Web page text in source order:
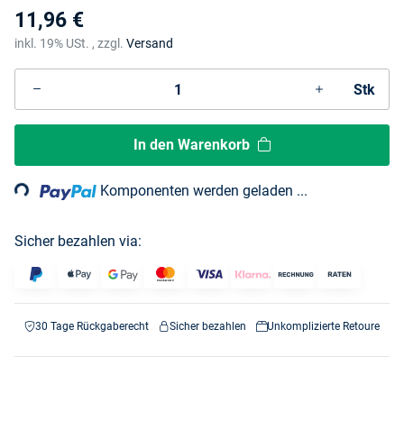
11,96 €
inkl. 19% USt. , zzgl. Versand
Stk
In den Warenkorb
Komponenten werden geladen ...
Sicher bezahlen via:
30 Tage Rückgaberecht Sicher bezahlen Unkomplizierte Retoure